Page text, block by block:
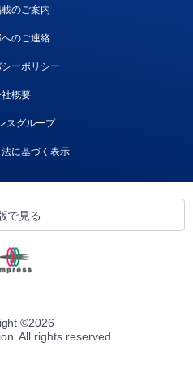
のご案内
のご連絡
ーポリシー
概要
スグループ
に基づく表示
で見る
©2026
All rights reserved.